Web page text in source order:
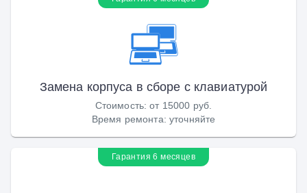
Замена корпуса в сборе с клавиатурой
Стоимость:от 15000 руб.
Время ремонта: уточняйте
Гарантия 6 месяцев